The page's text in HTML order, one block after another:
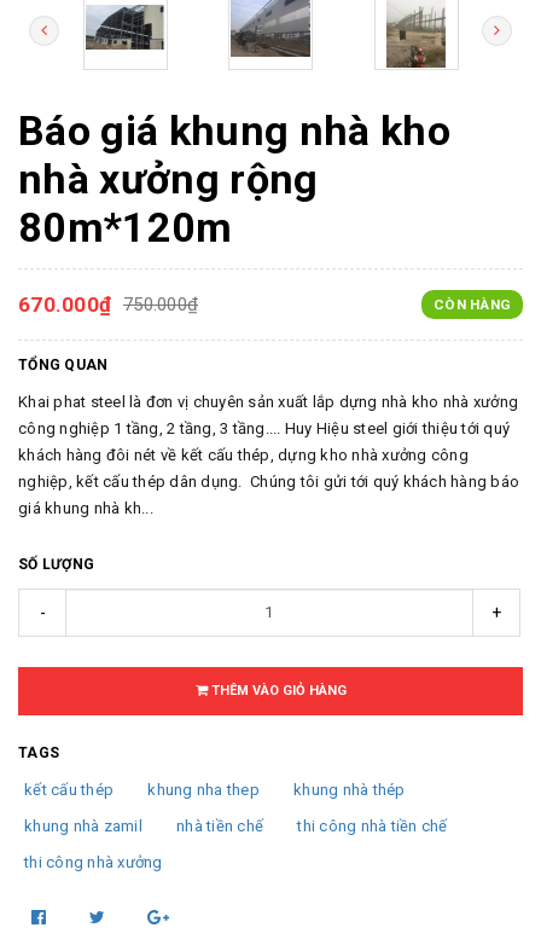
Báo giá khung nhà kho
nhà xưởng rộng
80m*120m
670.000₫ 750.000₫ CÒN HÀNG
TỔNG QUAN
Khai phat steel là đơn vị chuyên sản xuất lắp dựng nhà kho nhà xưởng
công nghiệp 1 tầng, 2 tầng, 3 tầng.... Huy Hiệu steel giới thiệu tới quý
khách hàng đôi nét về kết cấu thép, dựng kho nhà xưởng công
nghiệp, kết cấu thép dân dụng. Chúng tôi gửi tới quý khách hàng báo
giá khung nhà kh...
SỐ LƯỢNG
- +
THÊM VÀO GIỎ HÀNG
TAGS
kết cấu thép khung nha thep
khung nhà thép
khung nhà zamil
nhà tiền chế
thi công nhà tiền chế
thi công nhà xưởng